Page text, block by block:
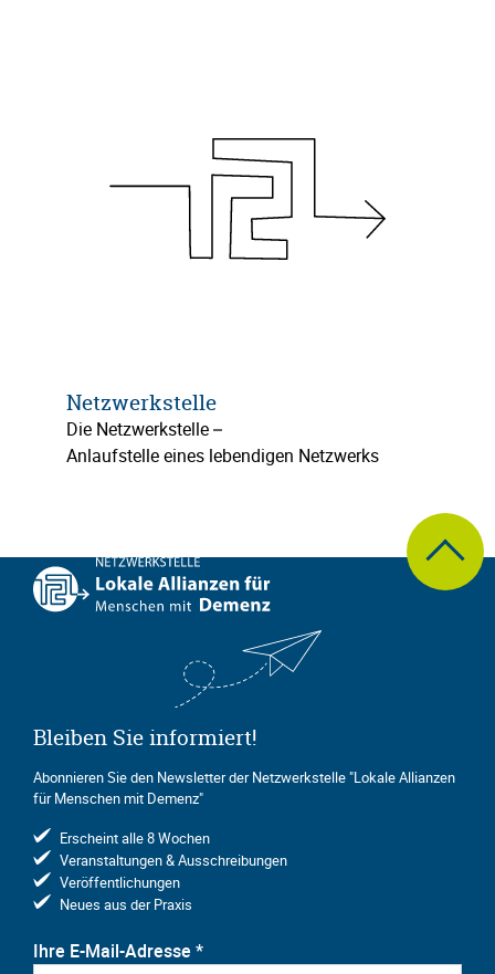
Netzwerkstelle
Die Netzwerkstelle –
Anlaufstelle eines lebendigen Netzwerks
Bleiben Sie informiert!
Abonnieren Sie den Newsletter der Netzwerkstelle "Lokale Allianzen
für Menschen mit Demenz"
Erscheint alle 8 Wochen
Veranstaltungen & Ausschreibungen
Veröffentlichungen
Neues aus der Praxis
Ihre E-Mail-Adresse *
zum